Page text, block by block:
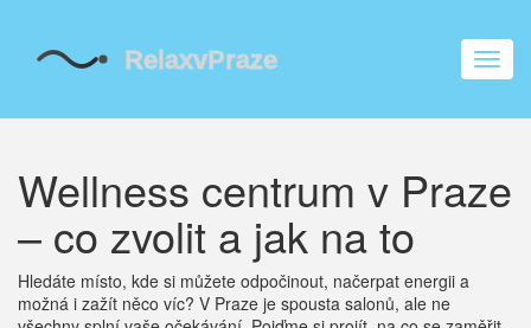
Wellness centrum v Praze
– co zvolit a jak na to
Hledáte místo, kde si můžete odpočinout, načerpat energii a
možná i zažít něco víc? V Praze je spousta salonů, ale ne